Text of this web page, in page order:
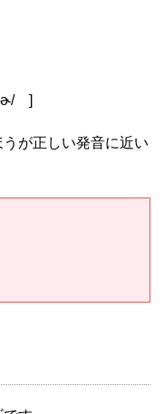
/]
うが正しい発音に近い